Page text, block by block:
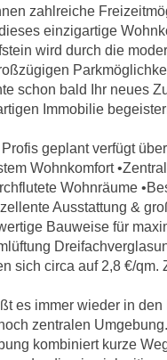
zahlreiche
einzigartige
wird durch die
schon bald Ihr neues
Immobilie
geplant verfügt
Wohnkomfort
Wohnräume
Ausstattung &
Bauweise für
sich circa auf 2,8 €/
es immer wieder in
zentralen
kombiniert kurze